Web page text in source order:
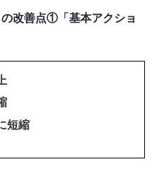
の改善点①「基本アクショ
短縮